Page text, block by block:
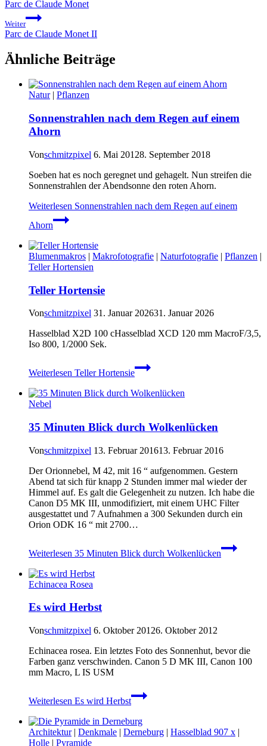
Parc de Claude Monet
Weiter
Parc de Claude Monet II
Ähnliche Beiträge
Natur| Pflanzen
Sonnenstrahlen nach dem Regen auf einem
Ahorn
Vonschmitzpixel 6. Mai 20128. September 2018
Soeben hat es noch geregnet und gehagelt. Nun streifen die
Sonnenstrahlen der Abendsonne den roten Ahorn.
Weiterlesen Sonnenstrahlen nach dem Regen auf einem
Ahorn
Blumenmakros | Makrofotografie | Naturfotografie | Pflanzen |
Teller Hortensien
Teller Hortensie
Vonschmitzpixel 31. Januar 202631. Januar 2026
Hasselblad X2D 100 cHasselblad XCD 120 mm MacroF/3,5,
Iso 800, 1/2000 Sek.
Weiterlesen Teller Hortensie
Nebel
35 Minuten Blick durch Wolkenlücken
Vonschmitzpixel 13. Februar 201613. Februar 2016
Der Orionnebel, M 42, mit 16 “ aufgenommen. Gestern
Abend tat sich für knapp 2 Stunden immer mal wieder der
Himmel auf. Es galt die Gelegenheit zu nutzen. Ich habe die
Canon D5 MK III, unmodifiziert, mit einem UHC Filter
ausgestattet und 7 Aufnahmen a 300 Sekunden durch ein
Orion ODK 16 “ mit 2700…
Weiterlesen 35 Minuten Blick durch Wolkenlücken
Echinacea Rosea
Es wird Herbst
Vonschmitzpixel 6. Oktober 20126. Oktober 2012
Echinacea rosea. Ein letztes Foto des Sonnenhut, bevor die
Farben ganz verschwinden. Canon 5 D MK III, Canon 100
mm Macro, L IS USM
Weiterlesen Es wird Herbst
Architektur| Denkmale | Derneburg | Hasselblad 907 x |
Holle | Pyramide